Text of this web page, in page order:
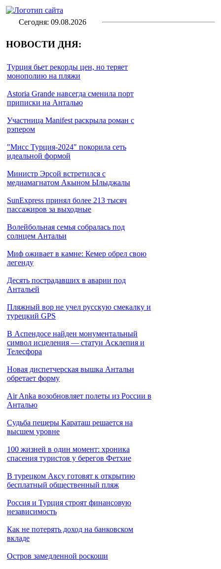
Сегодня: 09.08.2026
НОВОСТИ ДНЯ:
Турция бьет рекорды цен, но теряет
монополию на пляжи
Astoria Grande навсегда сменила порт
приписки на Анталью
Участница Manifest раскрыла роман с
рэпером
"Мисс Турция-2024" покорила сеть
идеальной формой
Министр Эрсой встретился с
медиамагнатом Акыном Ылыджалы
SunExpress принял более 213 тысяч
пассажиров за выходные
Волейбольная семья собралась под
солнцем Антальи
Миф оживает в камне: Кемер обрел свою
легенду
Десять пострадавших в аварии под
Антальей
Пляжный вор не учел русскую смекалку и
турецкий GPS
В Аспендосе найден монументальный
символ исцеления — статуи Асклепия и
Телесфора
Новая диспетчерская вышка Антальи
обретает форму
Air Anka возобновляет полеты из России в
Анталью
Cудьба пещеры Караташ решается на
высшем уровне
100 жизней в один момент: хроника
спасения туристов у берегов Фетхие
В турецком Аксу готовят к открытию
бесплатный общественный пляж
Россия и Турция строят финансовую
независимость
Как не потерять доход на банковском
вкладе
Остров замедленной роскоши